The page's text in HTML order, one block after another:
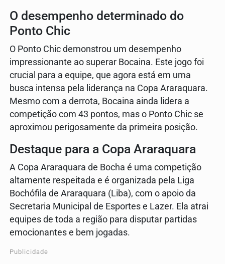
O desempenho determinado do
Ponto Chic
O Ponto Chic demonstrou um desempenho
impressionante ao superar Bocaina. Este jogo foi
crucial para a equipe, que agora está em uma
busca intensa pela liderança na Copa Araraquara.
Mesmo com a derrota, Bocaina ainda lidera a
competição com 43 pontos, mas o Ponto Chic se
aproximou perigosamente da primeira posição.
Destaque para a Copa Araraquara
A Copa Araraquara de Bocha é uma competição
altamente respeitada e é organizada pela Liga
Bochófila de Araraquara (Liba), com o apoio da
Secretaria Municipal de Esportes e Lazer. Ela atrai
equipes de toda a região para disputar partidas
emocionantes e bem jogadas.
Publicidade